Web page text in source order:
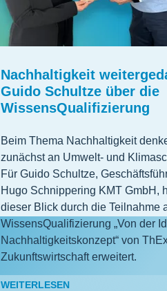
Nachhaltigkeit
Guido Schultze über die
WissensQualifizierung
Beim Thema Nachhaltigkeit
zunächst an Umwelt- und
Für Guido Schultze,
Hugo Schnippering KMT GmbH,
dieser Blick durch die Teilnahme
WissensQualifizierung „Von der
Nachhaltigkeitskonzept“ von
Zukunftswirtschaft erweitert.
WEITERLESEN